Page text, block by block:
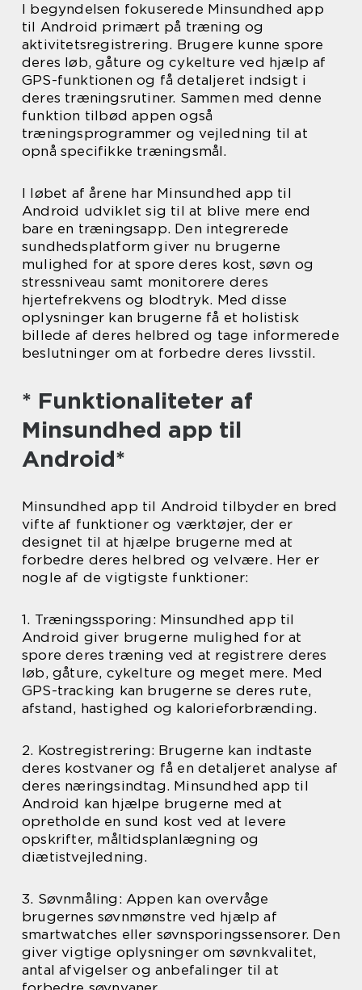
I begyndelsen fokuserede Minsundhed app
til Android primært på træning og
aktivitetsregistrering. Brugere kunne spore
deres løb, gåture og cykelture ved hjælp af
GPS-funktionen og få detaljeret indsigt i
deres træningsrutiner. Sammen med denne
funktion tilbød appen også
træningsprogrammer og vejledning til at
opnå specifikke træningsmål.
I løbet af årene har Minsundhed app til
Android udviklet sig til at blive mere end
bare en træningsapp. Den integrerede
sundhedsplatform giver nu brugerne
mulighed for at spore deres kost, søvn og
stressniveau samt monitorere deres
hjertefrekvens og blodtryk. Med disse
oplysninger kan brugerne få et holistisk
billede af deres helbred og tage informerede
beslutninger om at forbedre deres livsstil.
* Funktionaliteter af
Minsundhed app til
Android*
Minsundhed app til Android tilbyder en bred
vifte af funktioner og værktøjer, der er
designet til at hjælpe brugerne med at
forbedre deres helbred og velvære. Her er
nogle af de vigtigste funktioner:
1. Træningssporing: Minsundhed app til
Android giver brugerne mulighed for at
spore deres træning ved at registrere deres
løb, gåture, cykelture og meget mere. Med
GPS-tracking kan brugerne se deres rute,
afstand, hastighed og kalorieforbrænding.
2. Kostregistrering: Brugerne kan indtaste
deres kostvaner og få en detaljeret analyse af
deres næringsindtag. Minsundhed app til
Android kan hjælpe brugerne med at
opretholde en sund kost ved at levere
opskrifter, måltidsplanlægning og
diætistvejledning.
3. Søvnmåling: Appen kan overvåge
brugernes søvnmønstre ved hjælp af
smartwatches eller søvnsporingssensorer. Den
giver vigtige oplysninger om søvnkvalitet,
antal afvigelser og anbefalinger til at